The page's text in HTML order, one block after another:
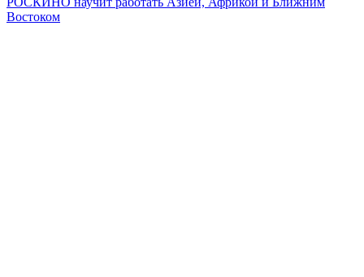
Востоком